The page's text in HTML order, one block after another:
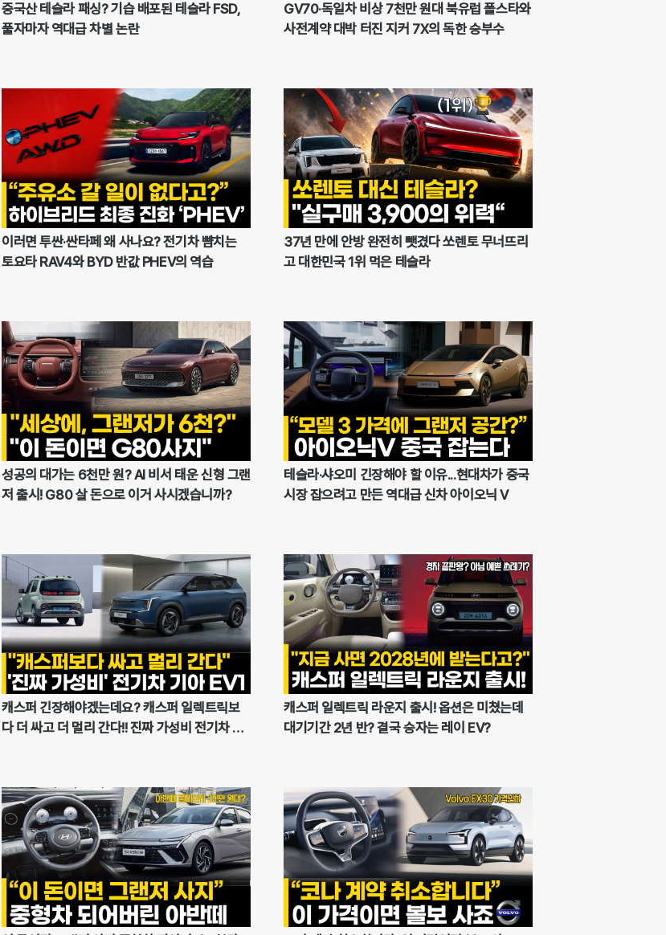
중국산 테슬라 패싱? 기습 배포된 테슬라 FSD,
풀자마자 역대급 차별 논란
GV70·독일차 비상 7천만 원대 북유럽 폴스타와
사전계약 대박 터진 지커 7X의 독한 승부수
이러면 투싼·싼타페 왜 사나요? 전기차 뺨치는
토요타 RAV4와 BYD 반값 PHEV의 역습
37년 만에 안방 완전히 뺏겼다 쏘렌토 무너뜨리
고 대한민국 1위 먹은 테슬라
성공의 대가는 6천만 원? AI 비서 태운 신형 그랜
저 출시! G80 살 돈으로 이거 사시겠습니까?
테슬라·샤오미 긴장해야 할 이유...현대차가 중국
시장 잡으려고 만든 역대급 신차 아이오닉 V
캐스퍼 긴장해야겠는데요? 캐스퍼 일렉트릭보
다 더 싸고 더 멀리 간다!! 진짜 가성비 전기차 기
캐스퍼 일렉트릭 라운지 출시! 옵션은 미쳤는데
대기기간 2년 반? 결국 승자는 레이 EV?